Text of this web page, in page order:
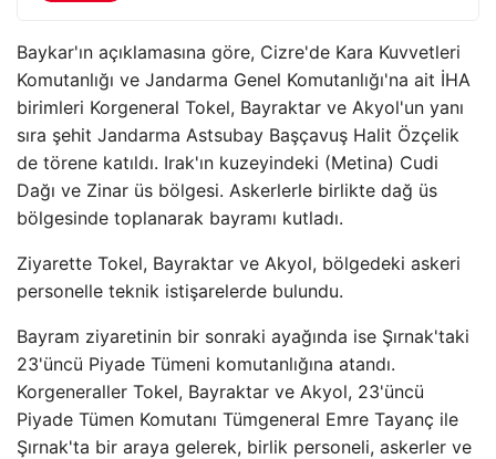
Baykar'ın açıklamasına göre, Cizre'de Kara Kuvvetleri
Komutanlığı ve Jandarma Genel Komutanlığı'na ait İHA
birimleri Korgeneral Tokel, Bayraktar ve Akyol'un yanı
sıra şehit Jandarma Astsubay Başçavuş Halit Özçelik
de törene katıldı. Irak'ın kuzeyindeki (Metina) Cudi
Dağı ve Zinar üs bölgesi. Askerlerle birlikte dağ üs
bölgesinde toplanarak bayramı kutladı.
Ziyarette Tokel, Bayraktar ve Akyol, bölgedeki askeri
personelle teknik istişarelerde bulundu.
Bayram ziyaretinin bir sonraki ayağında ise Şırnak'taki
23'üncü Piyade Tümeni komutanlığına atandı.
Korgeneraller Tokel, Bayraktar ve Akyol, 23'üncü
Piyade Tümen Komutanı Tümgeneral Emre Tayanç ile
Şırnak'ta bir araya gelerek, birlik personeli, askerler ve